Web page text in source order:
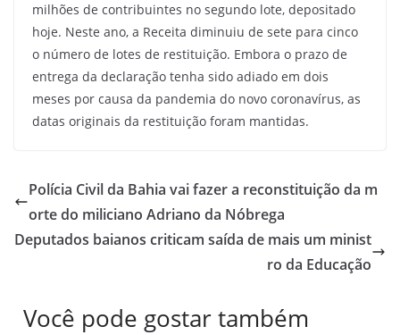
milhões de contribuintes no segundo lote, depositado
hoje. Neste ano, a Receita diminuiu de sete para cinco
o número de lotes de restituição. Embora o prazo de
entrega da declaração tenha sido adiado em dois
meses por causa da pandemia do novo coronavírus, as
datas originais da restituição foram mantidas.
Polícia Civil da Bahia vai fazer a reconstituição da m
orte do miliciano Adriano da Nóbrega
Deputados baianos criticam saída de mais um minist
ro da Educação
Você pode gostar também